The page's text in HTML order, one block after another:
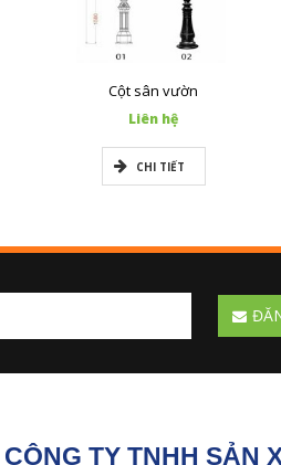
Cột sân vườn
Liên hệ
CHI TIẾT
CÔNG TY TNHH SẢN